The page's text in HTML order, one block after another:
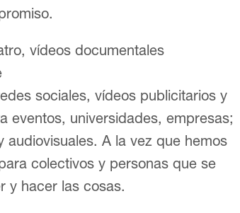
vídeos documentales
sociales, vídeos publicitarios y
eventos, universidades, empresas;
A la vez que hemos
colectivos y personas que se
y hacer las cosas.